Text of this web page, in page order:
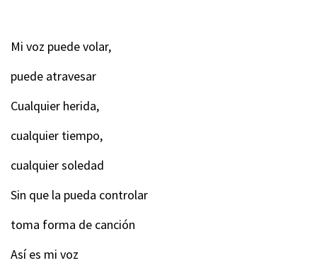
Mi voz puede volar,
puede atravesar
Cualquier herida,
cualquier tiempo,
cualquier soledad
Sin que la pueda controlar
toma forma de canción
Así es mi voz